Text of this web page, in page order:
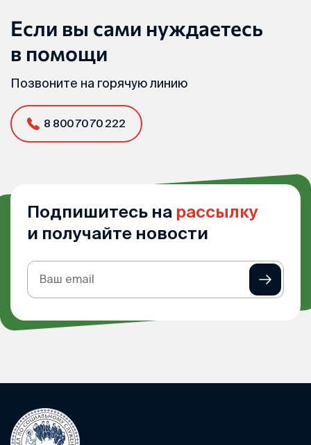
Если вы сами нуждаетесь
в помощи
Позвоните на горячую линию
8 800 70 70 222
Подпишитесь на рассылку
и получайте новости
Подписка